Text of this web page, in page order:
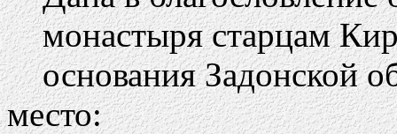
монастыря старцам
основания Задонской
место: